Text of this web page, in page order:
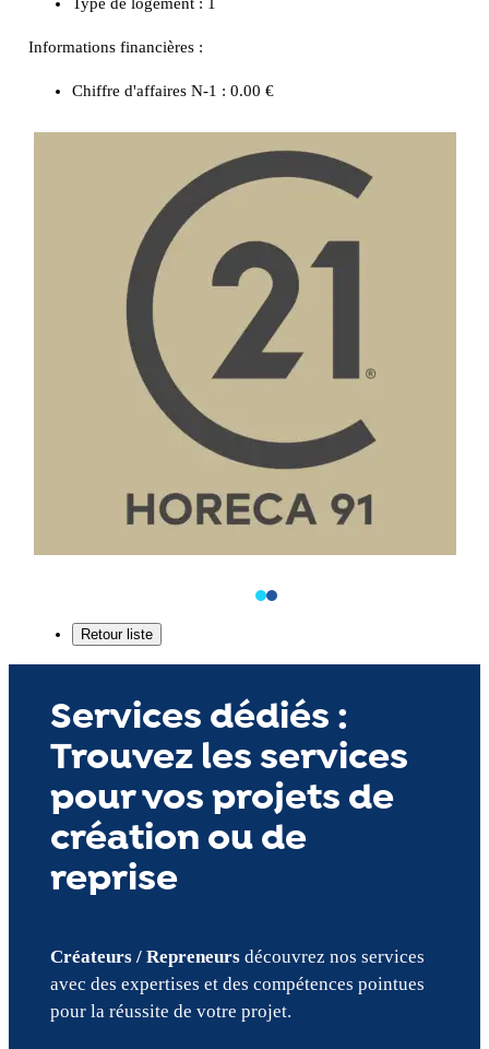
Informations financières :
Chiffre d'affaires N-1 : 0.00 €
Services dédiés :
Trouvez les services
pour vos projets de
création ou de
reprise
Créateurs / Repreneursdécouvrez nos services
avec des expertises et des compétences pointues
pour la réussite de votre projet.